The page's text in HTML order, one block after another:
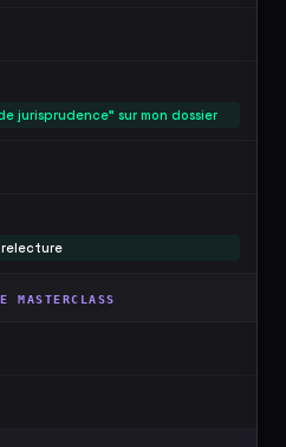
jurisprudence" sur mon dossier
relecture